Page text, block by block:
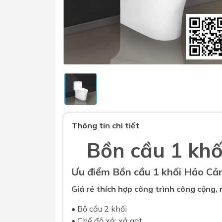
Sen
Phụ kiện nhà vệ sinh
Gương nhà vệ sinh - nhà tắm
Máy sấy tay
mặt
Thông tin chi tiết
Bồn cầu 1
Ưu điểm Bồn cầu 1 khối Hảo
Giá rẻ thích hợp công trình công cộng,
• Bộ cầu 2 khối